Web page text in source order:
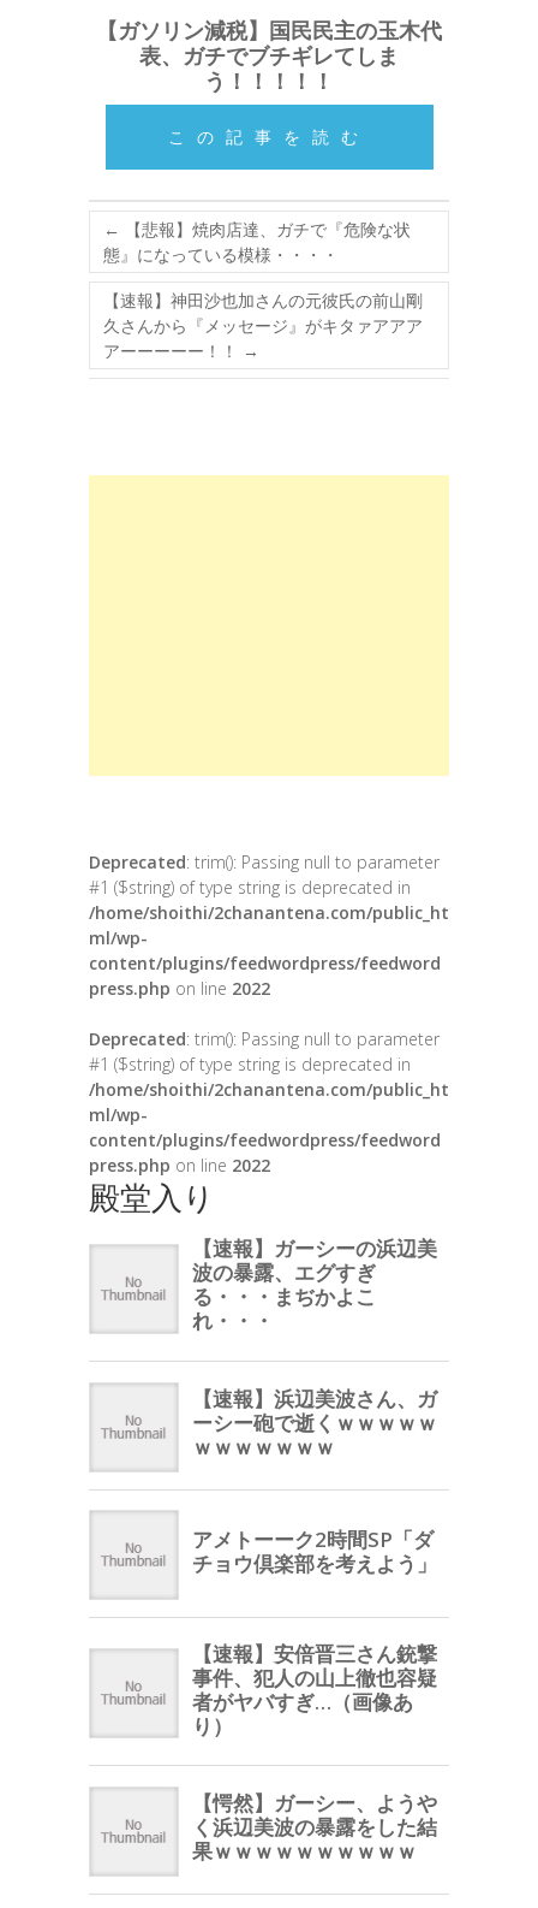
【ガソリン減税】国民民主の玉木代
表、ガチでブチギレてしま
う！！！！！
この記事を読む
←
【悲報】焼肉店達、ガチで『危険な状
態』になっている模様・・・・
【速報】神田沙也加さんの元彼氏の前山剛
久さんから『メッセージ』がキタァアアア
アーーーーー！！
→
Deprecated: trim(): Passing null to parameter
#1 ($string) of type string is deprecated in
/home/shoithi/2chanantena.com/public_ht
ml/wp-
content/plugins/feedwordpress/feedword
press.php on line 2022
Deprecated: trim(): Passing null to parameter
#1 ($string) of type string is deprecated in
/home/shoithi/2chanantena.com/public_ht
ml/wp-
content/plugins/feedwordpress/feedword
press.php on line 2022
殿堂入り